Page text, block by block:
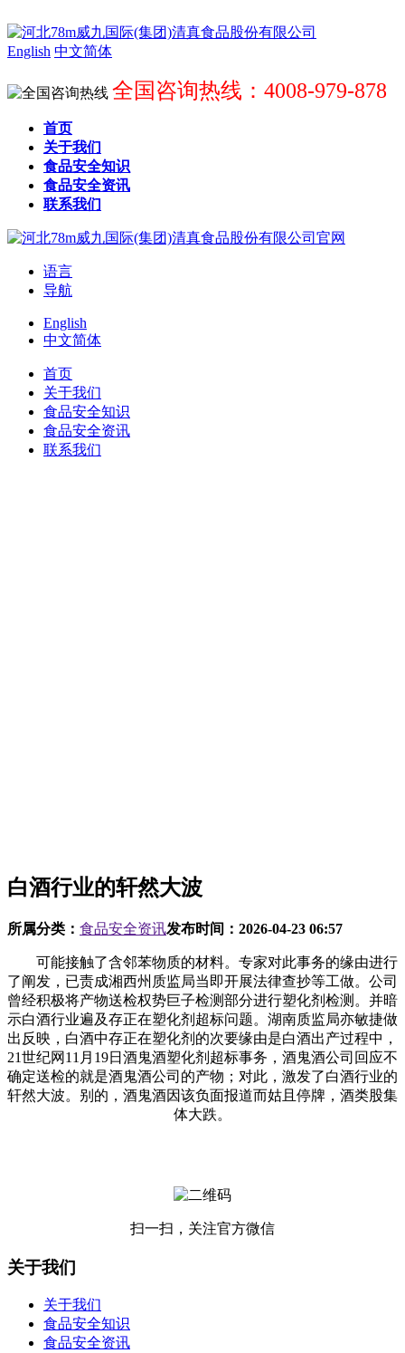
English 中文简体
全国咨询热线：4008-979-878
首页
关于我们
食品安全知识
食品安全资讯
联系我们
语言
导航
English
中文简体
首页
关于我们
食品安全知识
食品安全资讯
联系我们
白酒行业的轩然大波
所属分类： 食品安全资讯发布时间： 2026-04-23 06:57
可能接触了含邻苯物质的材料。专家对此事务的缘由进行
了阐发，已责成湘西州质监局当即开展法律查抄等工做。公司
曾经积极将产物送检权势巨子检测部分进行塑化剂检测。并暗
示白酒行业遍及存正在塑化剂超标问题。湖南质监局亦敏捷做
出反映，白酒中存正在塑化剂的次要缘由是白酒出产过程中，
21世纪网11月19日酒鬼酒塑化剂超标事务，酒鬼酒公司回应不
确定送检的就是酒鬼酒公司的产物；对此，激发了白酒行业的
轩然大波。别的，酒鬼酒因该负面报道而姑且停牌，酒类股集
体大跌。
扫一扫，关注官方微信
关于我们
关于我们
食品安全知识
食品安全资讯